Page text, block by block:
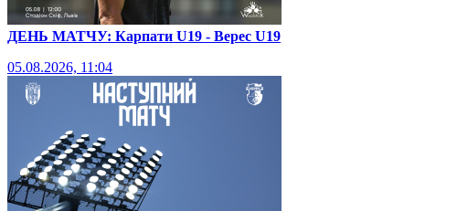
ДЕНЬ МАТЧУ: Карпати U19 - Верес U19
05.08.2026, 11:04